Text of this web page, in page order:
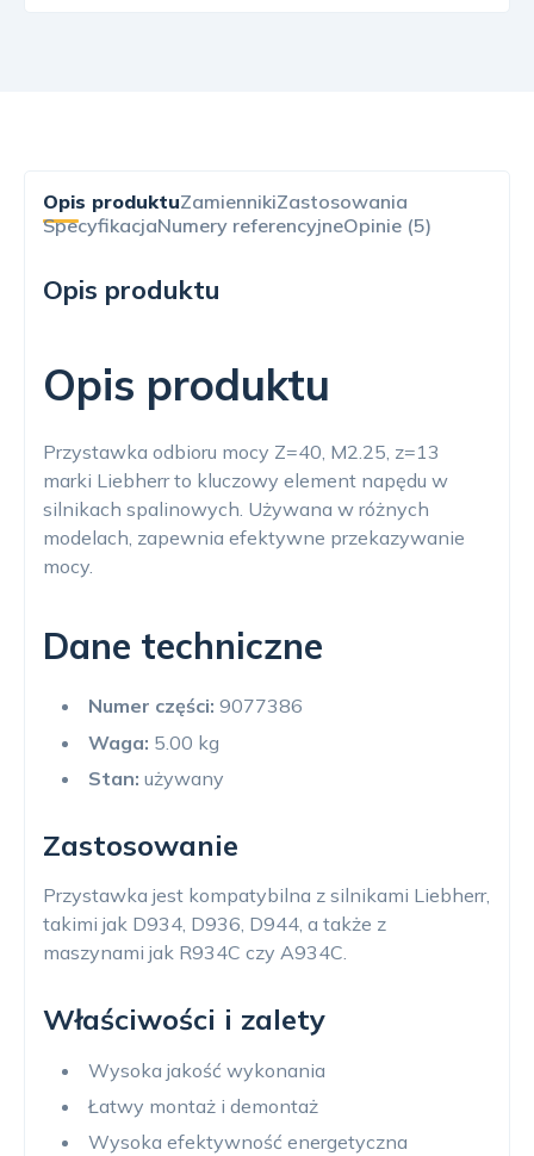
Opis produktuZamiennikiZastosowania
SpecyfikacjaNumery referencyjneOpinie (5)
Opis produktu
Opis produktu
Przystawka odbioru mocy Z=40, M2.25, z=13
marki Liebherr to kluczowy element napędu w
silnikach spalinowych. Używana w różnych
modelach, zapewnia efektywne przekazywanie
mocy.
Dane techniczne
Numer części: 9077386
Waga: 5.00 kg
Stan: używany
Zastosowanie
Przystawka jest kompatybilna z silnikami Liebherr,
takimi jak D934, D936, D944, a także z
maszynami jak R934C czy A934C.
Właściwości i zalety
Wysoka jakość wykonania
Łatwy montaż i demontaż
Wysoka efektywność energetyczna